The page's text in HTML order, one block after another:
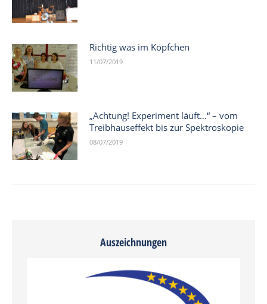
Richtig was im Köpfchen
11/07/2019
„Achtung! Experiment läuft…“ – vom
Treibhauseffekt bis zur Spektroskopie
08/07/2019
Auszeichnungen